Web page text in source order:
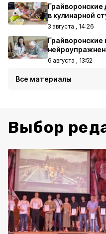
Грайворонские
в кулинарной
3 августа , 14:26
Грайворонские
6 августа , 13:52
Все материалы
Выбор